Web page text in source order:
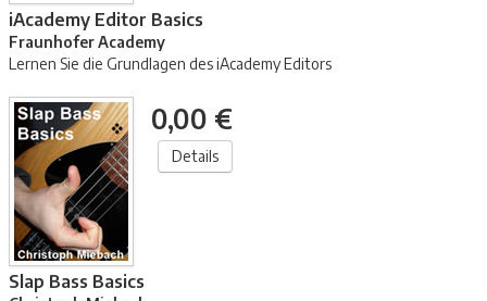
iAcademy Editor Basics
Fraunhofer Academy
Lernen Sie die Grundlagen des iAcademy Editors
0,00 €
Details
Slap Bass Basics